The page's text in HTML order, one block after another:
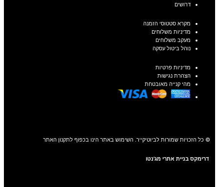
דרושים
מקרא סטטוסי הזמנה
מדיניות משלוחים
מעקב משלוחים
נוהל ביטול עסקה
מדיניות פרטיות
הצהרת נגישות
מהי קנייה מאובטחת
© כל הזכויות שמורות לביוטיקייר. השימוש באתר הינו בכפוף לתקנון האתר
דרימקס בניית אתרי מג'נטו